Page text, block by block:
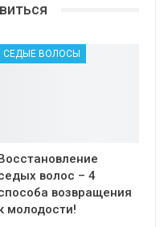
СЕДЫЕ ВОЛОСЫ
волос – 4
возвращения
молодости!